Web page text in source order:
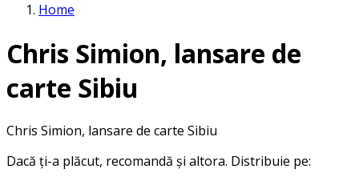
Home
Chris Simion, lansare de
carte Sibiu
Chris Simion, lansare de carte Sibiu
Dacă ți-a plăcut, recomandă și altora. Distribuie pe: